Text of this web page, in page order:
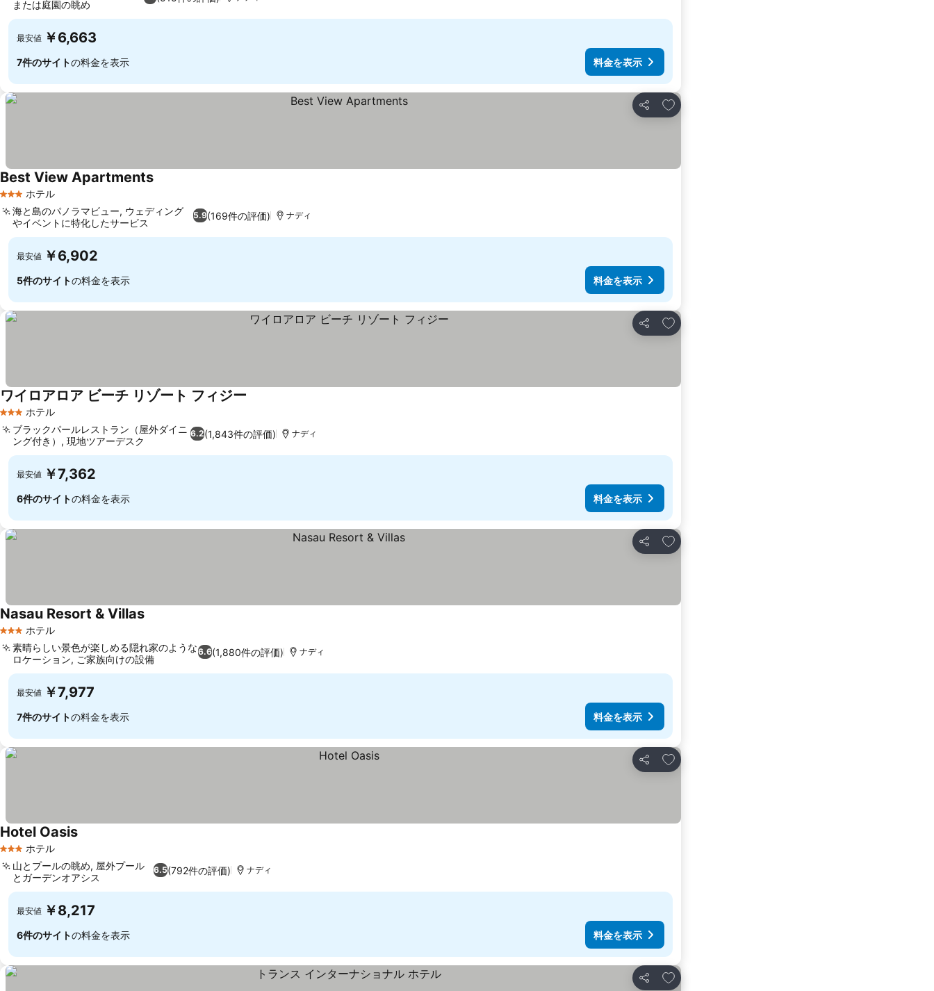
または庭園の眺め
最安値 ￥6,663
7件のサイトの料金を表示 料金を表示
シェア
お気に入りに追加
3 ホテルのランク
ホテル
Best View Apartments
5.9(169件の評価)
海と島のパノラマビュー, ウェディング
やイベントに特化したサービス
ナディ
最安値 ￥6,902
5件のサイトの料金を表示 料金を表示
シェア
お気に入りに追加
3 ホテルのランク
ホテル
ワイロアロア ビーチ リゾート フィジー
6.2(1,843件の評価)
ブラックパールレストラン（屋外ダイニ
ング付き）, 現地ツアーデスク
ナディ
最安値 ￥7,362
6件のサイトの料金を表示 料金を表示
シェア
お気に入りに追加
3 ホテルのランク
ホテル
Nasau Resort & Villas
6.6(1,880件の評価)
素晴らしい景色が楽しめる隠れ家のような
ロケーション, ご家族向けの設備
ナディ
最安値 ￥7,977
7件のサイトの料金を表示 料金を表示
シェア
お気に入りに追加
3 ホテルのランク
ホテル
Hotel Oasis
6.5(792件の評価)
山とプールの眺め, 屋外プール
とガーデンオアシス
ナディ
最安値 ￥8,217
6件のサイトの料金を表示 料金を表示
シェア
お気に入りに追加